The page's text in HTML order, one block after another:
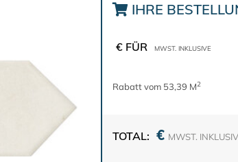
IHRE
€ FÜR MWST. INKLUSIVE
Rabatt vom 53,39 M2
TOTAL: € MWST.